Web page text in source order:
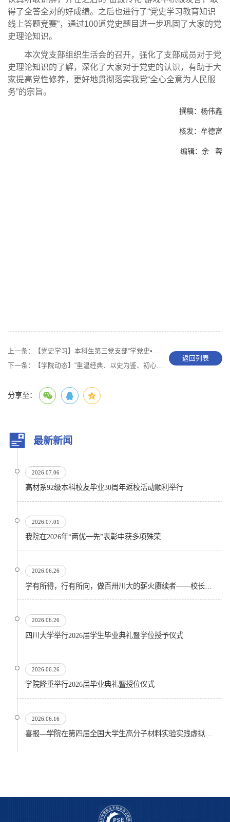
得了全答全对的好成绩。之后也进行了“党史学习教育知识
线上答题竞赛”，通过100道党史题目进一步巩固了大家的党
史理论知识。
本次党支部组织生活会的召开，强化了支部成员对于党
史理论知识的了解，深化了大家对于党史的认识，有助于大
家提高党性修养，更好地贯彻落实我党“全心全意为人民服
务”的宗旨。
撰稿：杨伟鑫
核发：牟德富
编辑：余 蓉
上一条：
【党史学习】本科生第三党支部“学党史•忆誓词”活动隆重举行
下一条：
【学院动态】“重温经典、以史为鉴、初心如磐”——学院党委组织党员观看《建党伟业》
返回列表
分享至：
最新新闻
2026.07.06
高材系92级本科校友毕业30周年返校活动顺利举行
2026.07.01
我院在2026年“两优一先”表彰中获多项殊荣
2026.06.26
2026.06.26
四川大学举行2026届学生毕业典礼暨学位授予仪式
2026.06.26
​学院隆重举行2026届毕业典礼暨授位仪式
2026.06.16